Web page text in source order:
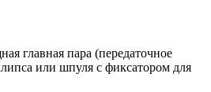
главная пара (передаточное
или шпуля с фиксатором для